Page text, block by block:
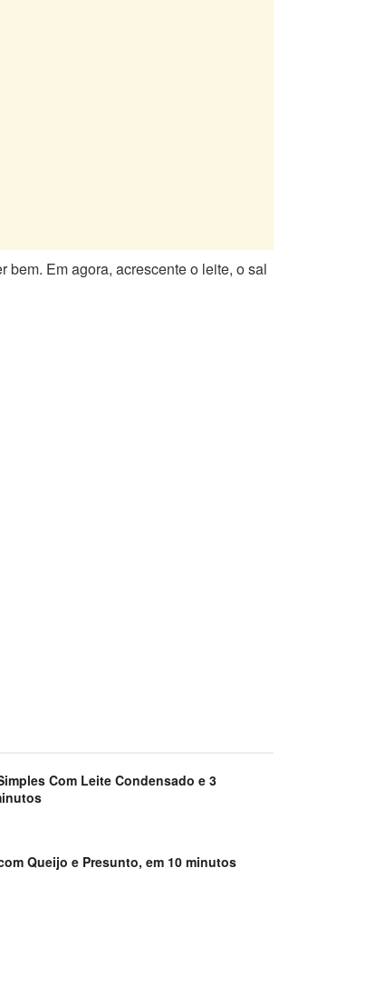
Em agora, acrescente o leite, o sal
Com Leite Condensado e 3
Queijo e Presunto, em 10 minutos